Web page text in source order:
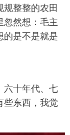
整整的农田
忽然想：毛主
的是不是就是
六十年代、七
些东西，我觉